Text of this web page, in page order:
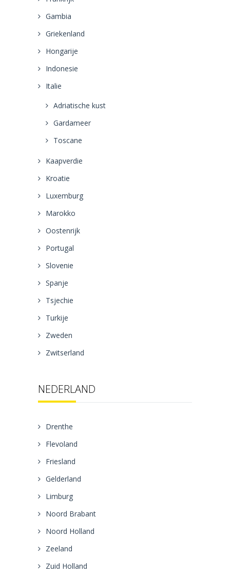
Gambia
Griekenland
Hongarije
Indonesie
Italie
Adriatische kust
Gardameer
Toscane
Kaapverdie
Kroatie
Luxemburg
Marokko
Oostenrijk
Portugal
Slovenie
Spanje
Tsjechie
Turkije
Zweden
Zwitserland
NEDERLAND
Drenthe
Flevoland
Friesland
Gelderland
Limburg
Noord Brabant
Noord Holland
Zeeland
Zuid Holland